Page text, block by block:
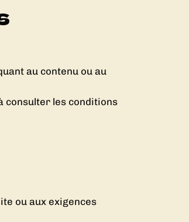
au contenu ou au
consulter les conditions
ou aux exigences